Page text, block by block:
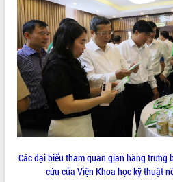
Diễn đàn Kinh tế tư nhân Việt Nam đột
phá cơ chế - Hợp tác công tư
Đề án 06 tạo bước ngoặt đột phá trong
cải cách hành chính tỉnh Đắk Lắk
Kết nối tour, đẩy mạnh chuyển đổi số
để phát triển du lịch Đắk Lắk
Khởi động Dự án Đầu tư xây dựng hạ
tầng kỹ thuật Cụm công nghiệp Tân
Tiến
niệm 101 năm Ngày Báo chí Cách
mạng Việt Nam
Các đại biểu tham quan gian hàng trưng
cứu của Viện Khoa học kỹ thuật